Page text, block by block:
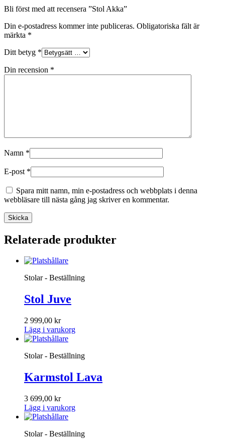
Bli först med att recensera ”Stol Akka”
Din e-postadress kommer inte publiceras. Obligatoriska fält är
märkta *
Ditt betyg *
Din recension *
Namn *
E-post *
Spara mitt namn, min e-postadress och webbplats i denna
webbläsare till nästa gång jag skriver en kommentar.
Relaterade produkter
Stolar - Beställning
Stol Juve
2 999,00 kr
Lägg i varukorg
Stolar - Beställning
Karmstol Lava
3 699,00 kr
Lägg i varukorg
Stolar - Beställning